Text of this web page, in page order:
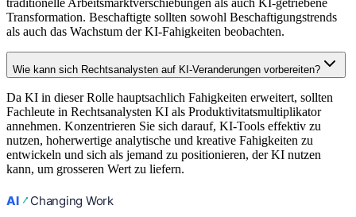
traditionelle Arbeitsmarktverschiebungen als auch KI-getriebene
Transformation. Beschaftigte sollten sowohl Beschaftigungstrends
als auch das Wachstum der KI-Fahigkeiten beobachten.
Wie kann sich Rechtsanalysten auf KI-Veranderungen vorbereiten?
Da KI in dieser Rolle hauptsachlich Fahigkeiten erweitert, sollten
Fachleute in Rechtsanalysten KI als Produktivitatsmultiplikator
annehmen. Konzentrieren Sie sich darauf, KI-Tools effektiv zu
nutzen, hoherwertige analytische und kreative Fahigkeiten zu
entwickeln und sich als jemand zu positionieren, der KI nutzen
kann, um grosseren Wert zu liefern.